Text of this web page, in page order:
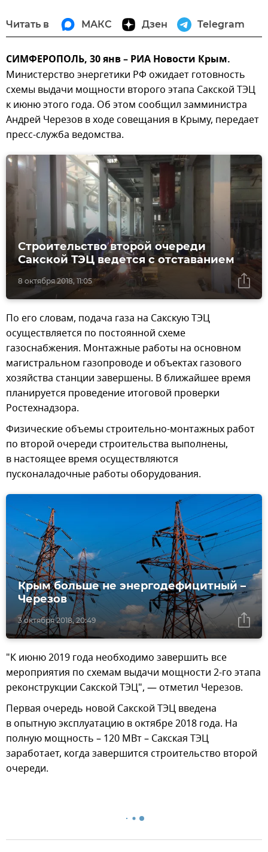
Читать в МАКС Дзен Telegram
СИМФЕРОПОЛЬ, 30 янв – РИА Новости Крым.
Министерство энергетики РФ ожидает готовность
схемы выдачи мощности второго этапа Сакской ТЭЦ
к июню этого года. Об этом сообщил замминистра
Андрей Черезов в ходе совещания в Крыму, передает
пресс-служба ведомства.
8 октября 2018, 11:05
Строительство второй очереди
Сакской ТЭЦ ведется с отставанием
По его словам, подача газа на Сакскую ТЭЦ
осуществляется по постоянной схеме
газоснабжения. Монтажные работы на основном
магистральном газопроводе и объектах газового
хозяйства станции завершены. В ближайшее время
планируется проведение итоговой проверки
Ростехнадзора.
Физические объемы строительно-монтажных работ
по второй очереди строительства выполнены,
в настоящее время осуществляются
пусконаладочные работы оборудования.
3 октября 2018, 20:49
Крым больше не энергодефицитный –
Черезов
"К июню 2019 года необходимо завершить все
мероприятия по схемам выдачи мощности 2-го этапа
реконструкции Сакской ТЭЦ", — отметил Черезов.
Первая очередь новой Сакской ТЭЦ введена
в опытную эксплуатацию в октябре 2018 года. На
полную мощность – 120 МВт – Сакская ТЭЦ
заработает, когда завершится строительство второй
очереди.